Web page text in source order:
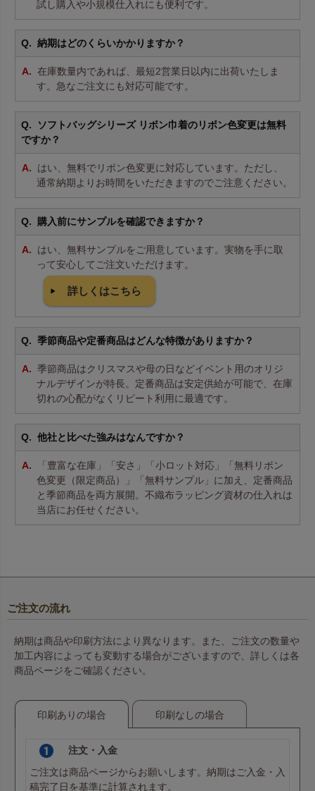
試し購入や小規模仕入れにも便利です。
納期はどのくらいかかりますか？
在庫数量内であれば、最短2営業日以内に出荷いたしま
す。急なご注文にも対応可能です。
ソフトバッグシリーズ リボン巾着のリボン色変更は無料
ですか？
はい、無料でリボン色変更に対応しています。ただし、
通常納期よりお時間をいただきますのでご注意ください。
購入前にサンプルを確認できますか？
はい、無料サンプルをご用意しています。実物を手に取
って安心してご注文いただけます。
詳しくはこちら
季節商品や定番商品はどんな特徴がありますか？
季節商品はクリスマスや母の日などイベント用のオリジ
ナルデザインが特長。定番商品は安定供給が可能で、在庫
切れの心配がなくリピート利用に最適です。
他社と比べた強みはなんですか？
「豊富な在庫」「安さ」「小ロット対応」「無料リボン
色変更（限定商品）」「無料サンプル」に加え、定番商品
と季節商品を両方展開。不織布ラッピング資材の仕入れは
当店にお任せください。
ご注文の流れ
納期は商品や印刷方法により異なります。また、ご注文の数量や
加工内容によっても変動する場合がございますので、詳しくは各
商品ページをご確認ください。
印刷ありの場合 印刷なしの場合
注文・入金
ご注文は商品ページからお願いします。納期はご入金・入
稿完了日を基準に計算されます。